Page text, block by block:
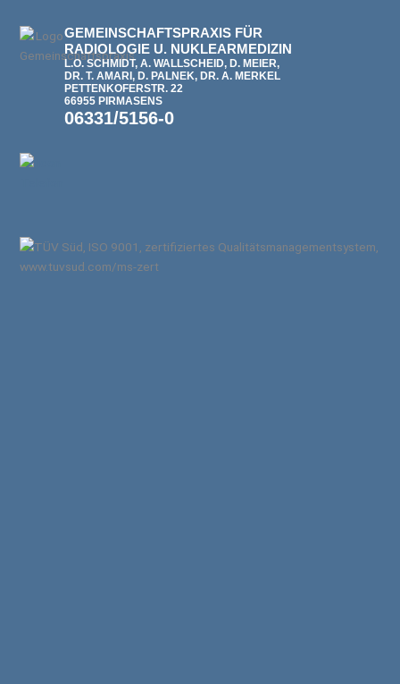
GEMEINSCHAFTSPRAXIS FÜR
RADIOLOGIE U. NUKLEARMEDIZIN
L.O. SCHMIDT, A. WALLSCHEID, D. MEIER,
DR. T. AMARI, D. PALNEK, DR. A. MERKEL
PETTENKOFERSTR. 22
66955 PIRMASENS
06331/5156-0